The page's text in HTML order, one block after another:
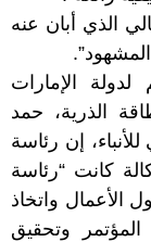
الذي أبان عنه
الإمارات
الذرية، حمد
إن رئاسة
العام للوكالة كانت “رئاسة
الأعمال واتخاذ
وتحقيق